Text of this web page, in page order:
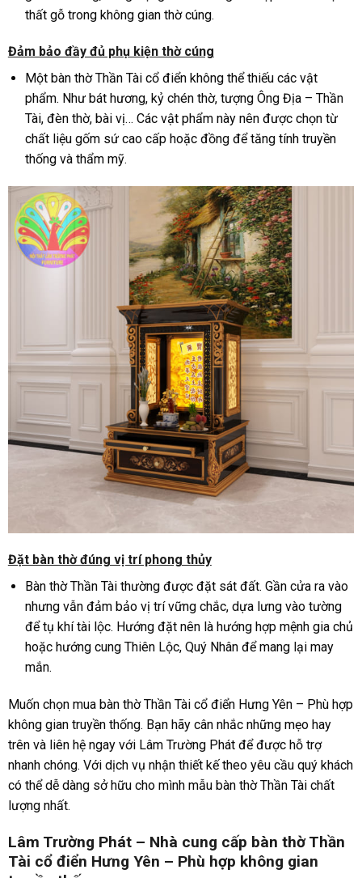
thất gỗ trong không gian thờ cúng.
Đảm bảo đầy đủ phụ kiện thờ cúng
Một bàn thờ Thần Tài cổ điển không thể thiếu các vật
phẩm. Như bát hương, kỷ chén thờ, tượng Ông Địa – Thần
Tài, đèn thờ, bài vị… Các vật phẩm này nên được chọn từ
chất liệu gốm sứ cao cấp hoặc đồng để tăng tính truyền
thống và thẩm mỹ.
Đặt bàn thờ đúng vị trí phong thủy
Bàn thờ Thần Tài thường được đặt sát đất. Gần cửa ra vào
nhưng vẫn đảm bảo vị trí vững chắc, dựa lưng vào tường
để tụ khí tài lộc. Hướng đặt nên là hướng hợp mệnh gia chủ
hoặc hướng cung Thiên Lộc, Quý Nhân để mang lại may
mắn.
Muốn chọn mua bàn thờ Thần Tài cổ điển Hưng Yên – Phù hợp
không gian truyền thống. Bạn hãy cân nhắc những mẹo hay
trên và liên hệ ngay với Lâm Trường Phát để được hỗ trợ
nhanh chóng. Với dịch vụ nhận thiết kế theo yêu cầu quý khách
có thể dễ dàng sở hữu cho mình mẫu bàn thờ Thần Tài chất
lượng nhất.
Lâm Trường Phát – Nhà cung cấp bàn thờ Thần
Tài cổ điển Hưng Yên – Phù hợp không gian